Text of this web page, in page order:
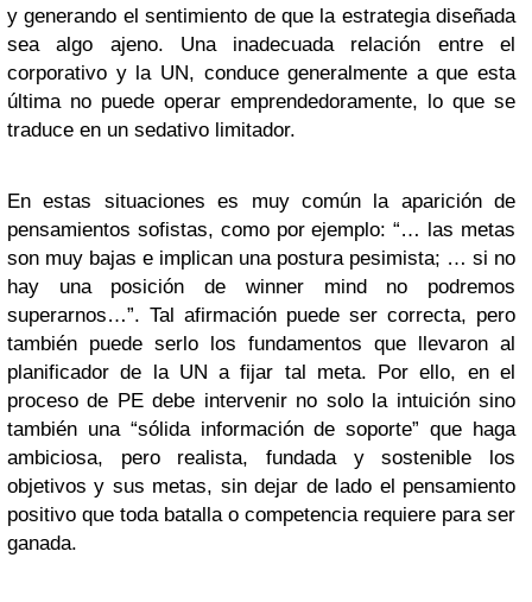
y generando el sentimiento de que la estrategia diseñada
sea algo ajeno. Una inadecuada relación entre el
corporativo y la UN, conduce generalmente a que esta
última no puede operar emprendedoramente, lo que se
traduce en un sedativo limitador.
En estas situaciones es muy común la aparición de
pensamientos sofistas, como por ejemplo: “… las metas
son muy bajas e implican una postura pesimista; … si no
hay una posición de winner mind no podremos
superarnos…”. Tal afirmación puede ser correcta, pero
también puede serlo los fundamentos que llevaron al
planificador de la UN a fijar tal meta. Por ello, en el
proceso de PE debe intervenir no solo la intuición sino
también una “sólida información de soporte” que haga
ambiciosa, pero realista, fundada y sostenible los
objetivos y sus metas, sin dejar de lado el pensamiento
positivo que toda batalla o competencia requiere para ser
ganada.